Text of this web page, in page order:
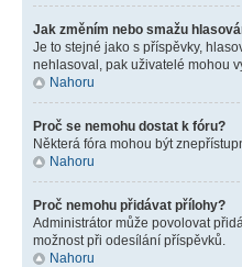
Jak změním nebo smažu
Je to stejné jako s příspěvky,
nehlasoval, pak uživatelé mohou
Nahoru
Proč se nemohu dostat k fóru?
Některá fóra mohou být
Nahoru
Proč nemohu přidávat přílohy?
Administrátor může povolovat
možnost při odesílání příspěvků.
Nahoru